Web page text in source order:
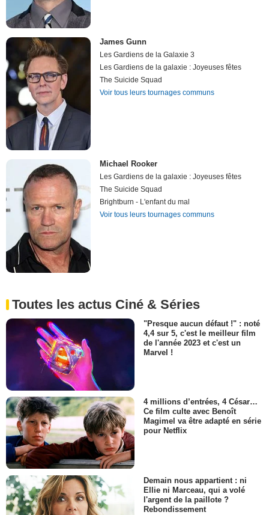
James Gunn
Les Gardiens de la Galaxie 3
Les Gardiens de la galaxie : Joyeuses fêtes
The Suicide Squad
Voir tous leurs tournages communs
Michael Rooker
Les Gardiens de la galaxie : Joyeuses fêtes
The Suicide Squad
Brightburn - L'enfant du mal
Voir tous leurs tournages communs
Toutes les actus Ciné & Séries
"Presque aucun défaut !" : noté
4,4 sur 5, c'est le meilleur film
de l'année 2023 et c'est un
Marvel !
4 millions d’entrées, 4 César…
Ce film culte avec Benoît
Magimel va être adapté en série
pour Netflix
Demain nous appartient : ni
Ellie ni Marceau, qui a volé
l'argent de la paillote ?
Rebondissement